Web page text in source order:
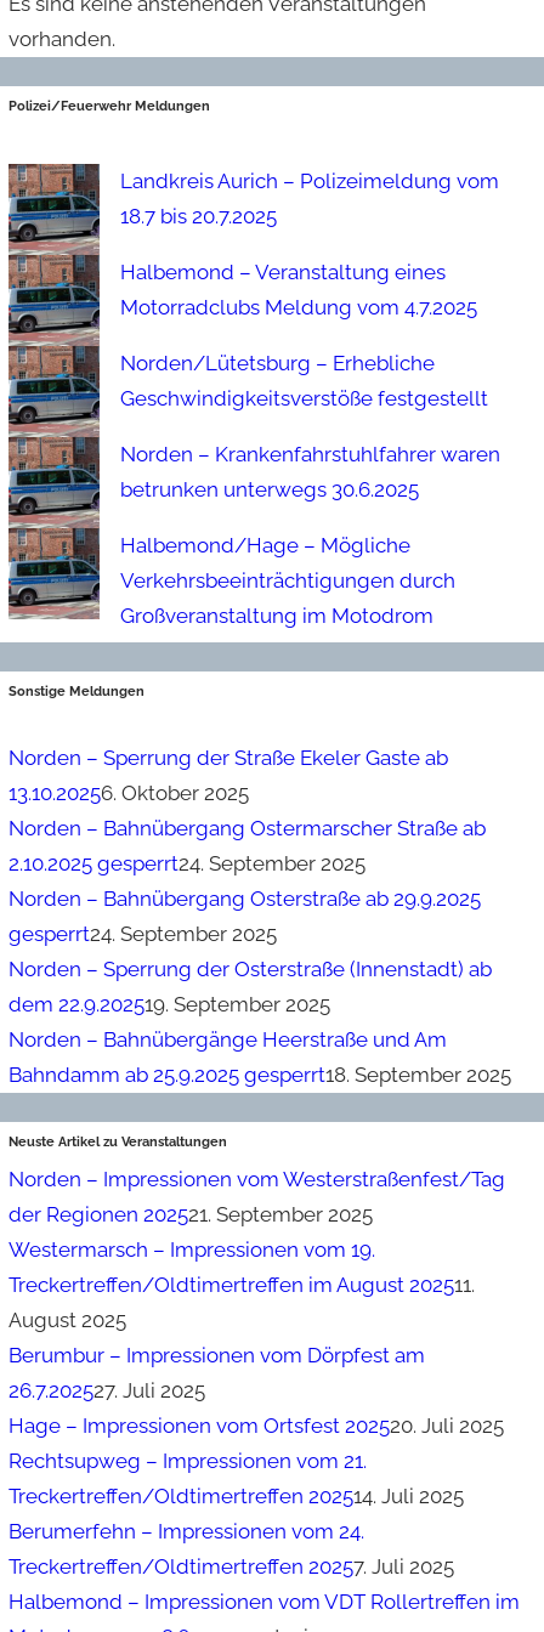
vorhanden.
Polizei/Feuerwehr Meldungen
Landkreis Aurich – Polizeimeldung vom
18.7 bis 20.7.2025
Halbemond – Veranstaltung eines
Motorradclubs Meldung vom 4.7.2025
Norden/Lütetsburg – Erhebliche
Geschwindigkeitsverstöße festgestellt
Norden – Krankenfahrstuhlfahrer waren
betrunken unterwegs 30.6.2025
Halbemond/Hage – Mögliche
Verkehrsbeeinträchtigungen durch
Großveranstaltung im Motodrom
Sonstige Meldungen
Norden – Sperrung der Straße Ekeler Gaste ab
13.10.20256. Oktober 2025
Norden – Bahnübergang Ostermarscher Straße ab
2.10.2025 gesperrt24. September 2025
Norden – Bahnübergang Osterstraße ab 29.9.2025
gesperrt24. September 2025
Norden – Sperrung der Osterstraße (Innenstadt) ab
dem 22.9.202519. September 2025
Norden – Bahnübergänge Heerstraße und Am
Bahndamm ab 25.9.2025 gesperrt18. September 2025
Neuste Artikel zu Veranstaltungen
Norden – Impressionen vom Westerstraßenfest/Tag
der Regionen 202521. September 2025
Westermarsch – Impressionen vom 19.
Treckertreffen/Oldtimertreffen im August 202511.
August 2025
Berumbur – Impressionen vom Dörpfest am
26.7.202527. Juli 2025
Hage – Impressionen vom Ortsfest 202520. Juli 2025
Rechtsupweg – Impressionen vom 21.
Treckertreffen/Oldtimertreffen 202514. Juli 2025
Berumerfehn – Impressionen vom 24.
Treckertreffen/Oldtimertreffen 20257. Juli 2025
Halbemond – Impressionen vom VDT Rollertreffen im